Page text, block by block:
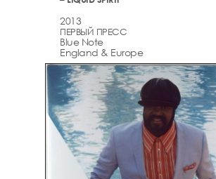
2013
ПЕРВЫЙ ПРЕСС
Blue Note
England & Europe